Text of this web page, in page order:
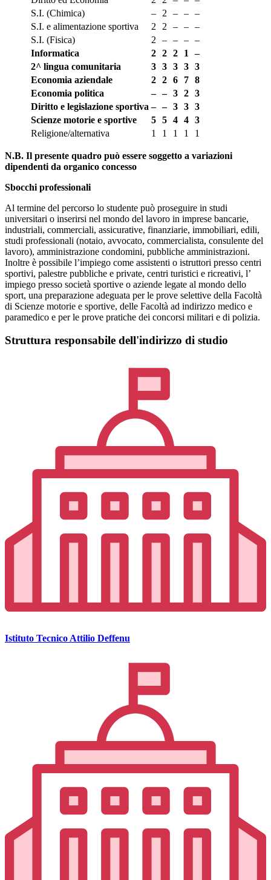
S.I. (Chimica)
– 2 – – –
S.I. e alimentazione sportiva
2 2 – – –
S.I. (Fisica)
2 – – – –
Informatica
2 2 2 1
–
2^ lingua comunitaria
3 3 3 3 3
Economia aziendale
2 2 6 7 8
Economia politica
– – 3 2 3
Diritto e legislazione sportiva – – 3 3 3
Scienze motorie e sportive
5 5 4 4 3
Religione/alternativa
1 1 1 1 1
N.B. Il presente quadro può essere soggetto a variazioni
dipendenti da organico concesso
Sbocchi professionali
Al termine del percorso lo studente può proseguire in studi
universitari o inserirsi nel mondo del lavoro in imprese bancarie,
industriali, commerciali, assicurative, finanziarie, immobiliari, edili,
studi professionali (notaio, avvocato, commercialista, consulente del
lavoro), amministrazione condomini, pubbliche amministrazioni.
Inoltre è possibile l’impiego come assistenti o istruttori presso centri
sportivi, palestre pubbliche e private, centri turistici e ricreativi, l’
impiego presso società sportive o aziende legate al mondo dello
sport, una preparazione adeguata per le prove selettive della Facoltà
di Scienze motorie e sportive, delle Facoltà ad indirizzo medico e
paramedico e per le prove pratiche dei concorsi militari e di polizia.
Struttura responsabile dell'indirizzo di studio
Istituto Tecnico Attilio Deffenu